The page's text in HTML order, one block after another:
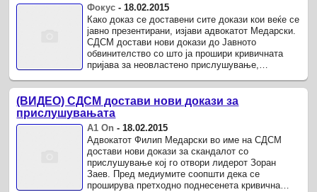
Фокус -18.02.2015
Како доказ се доставени сите докази кои веќе се
јавно презентирани, изјави адвокатот Медарски.
СДСМ достави нови докази до Јавното
обвинителство со што ја прошири кривичната
пријава за неовластено прислушување,
(ВИДЕО) СДСМ достави нови докази за
прислушувањата
А1 On -18.02.2015
Адвокатот Филип Медарски во име на СДСМ
достави нови докази за скандалот со
прислушување кој го отвори лидерот Зоран
Заев. Пред медиумите соопшти дека се
проширува претходно поднесенета кривична